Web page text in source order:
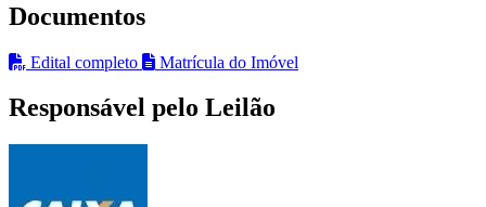
Documentos
Edital completo Matrícula do Imóvel
Responsável pelo Leilão